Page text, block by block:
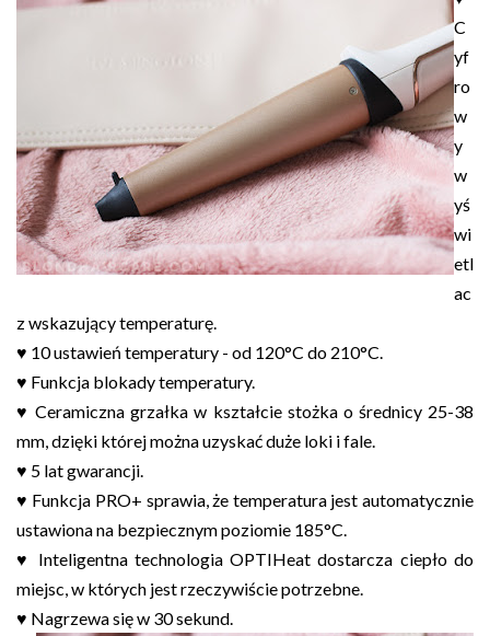
C
yf
ro
w
y
w
yś
wi
etl
ac
z wskazujący temperaturę.
♥ 10 ustawień temperatury - od 120°C do 210°C.
♥ Funkcja blokady temperatury.
♥ Ceramiczna grzałka w kształcie stożka o średnicy 25-38
mm, dzięki której można uzyskać duże loki i fale.
♥ 5 lat gwarancji.
♥ Funkcja PRO+ sprawia, że temperatura jest automatycznie
ustawiona na bezpiecznym poziomie 185°C.
♥ Inteligentna technologia OPTIHeat dostarcza ciepło do
miejsc, w których jest rzeczywiście potrzebne.
♥ Nagrzewa się w 30 sekund.